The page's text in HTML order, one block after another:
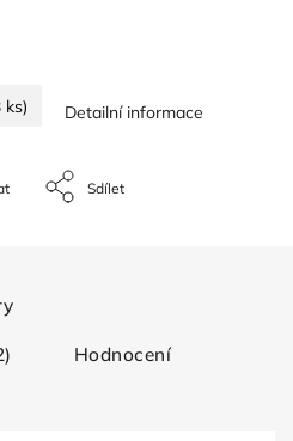
ks) Detailní informace
Sdílet
Hodnocení